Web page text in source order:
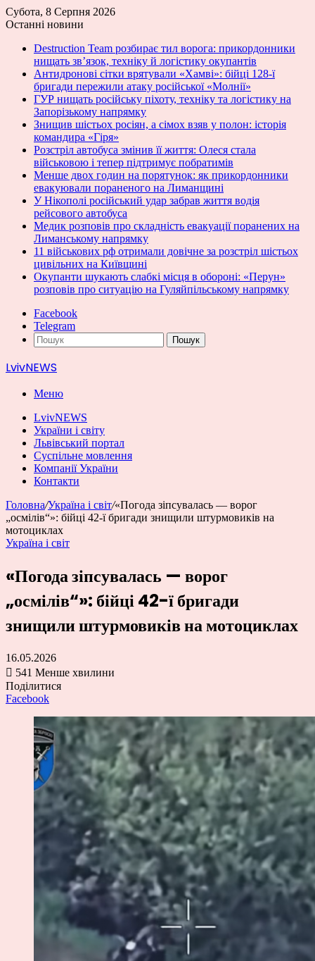
Субота, 8 Серпня 2026
Останні новини
Destruction Team розбирає тил ворога: прикордонники
нищать зв’язок, техніку й логістику окупантів
Антидронові сітки врятували «Хамві»: бійці 128-ї
бригади пережили атаку російської «Молнії»
ГУР нищать російську піхоту, техніку та логістику на
Запорізькому напрямку
Знищив шістьох росіян, а сімох взяв у полон: історія
командира «Гіря»
Розстріл автобуса змінив її життя: Олеся стала
військовою і тепер підтримує побратимів
Менше двох годин на порятунок: як прикордонники
евакуювали пораненого на Лиманщині
У Нікополі російський удар забрав життя водія
рейсового автобуса
Медик розповів про складність евакуації поранених на
Лиманському напрямку
11 військових рф отримали довічне за розстріл шістьох
цивільних на Київщині
Окупанти шукають слабкі місця в обороні: «Перун»
розповів про ситуацію на Гуляйпільському напрямку
Facebook
Telegram
Пошук
LvivNEWS
Меню
LvivNEWS
України і світу
Львівський портал
Суспільне мовлення
Компанії України
Контакти
Головна/Україна і світ/«Погода зіпсувалась — ворог
„осмілів“»: бійці 42-ї бригади знищили штурмовиків на
мотоциклах
Україна і світ
«Погода зіпсувалась — ворог
„осмілів“»: бійці 42-ї бригади
знищили штурмовиків на мотоциклах
16.05.2026
541 Менше хвилини
Поділитися
Facebook